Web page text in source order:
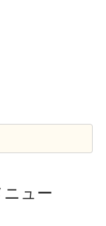
ュー